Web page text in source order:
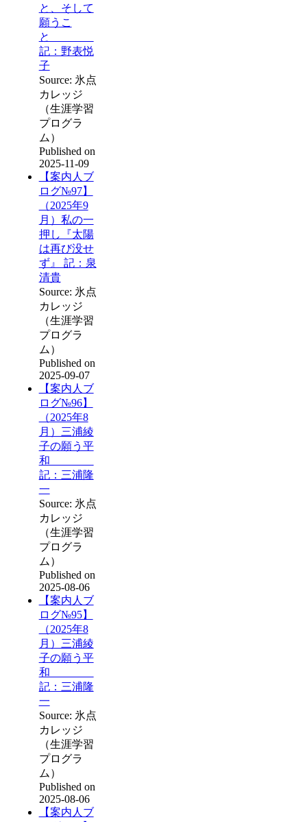
と、そして
願うこ
と
記：野表悦
子
Source: 氷点
カレッジ
（生涯学習
プログラ
ム）
Published on
2025-11-09
【案内人ブ
ログ№97】
（2025年9
月）私の一
押し『太陽
は再び没せ
ず』 記：泉
清貴
Source: 氷点
カレッジ
（生涯学習
プログラ
ム）
Published on
2025-09-07
【案内人ブ
ログ№96】
（2025年8
月）三浦綾
子の願う平
和
記：三浦隆
一
Source: 氷点
カレッジ
（生涯学習
プログラ
ム）
Published on
2025-08-06
【案内人ブ
ログ№95】
（2025年8
月）三浦綾
子の願う平
和
記：三浦隆
一
Source: 氷点
カレッジ
（生涯学習
プログラ
ム）
Published on
2025-08-06
【案内人ブ